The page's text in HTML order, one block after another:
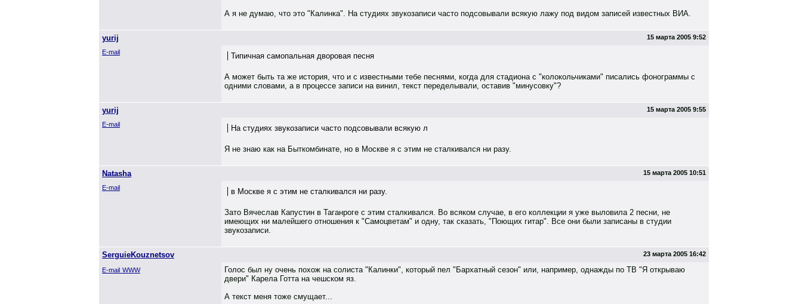
А я не думаю, что это "Калинка". На студиях звукозаписи часто подсовывали всякую лажу под видом записей известных ВИА.
yurij 15 марта 2005 9:52
E-mail Типичная самопальная дворовая песня
А может быть та же история, что и с известными тебе песнями, когда для стадиона с "колокольчиками" писались фонограммы с
одними словами, а в процессе записи на винил, текст переделывали, оставив "минусовку"?
yurij 15 марта 2005 9:55
E-mail На студиях звукозаписи часто подсовывали всякую л
Я не знаю как на Быткомбинате, но в Москве я с этим не сталкивался ни разу.
Natasha 15 марта 2005 10:51
E-mail в Москве я с этим не сталкивался ни разу.
Зато Вячеслав Капустин в Таганроге с этим сталкивался. Во всяком случае, в его коллекции я уже выловила 2 песни, не
имеющих ни малейшего отношения к "Самоцветам" и одну, так сказать, "Поющих гитар". Все они были записаны в студии
звукозаписи.
SerguieKouznetsov 23 марта 2005 16:42
E-mail WWW
Голос был ну очень похож на солиста "Калинки", который пел "Бархатный сезон" или, например, однажды по ТВ "Я открываю
двери" Карела Готта на чешском яз.
А текст меня тоже смущает...